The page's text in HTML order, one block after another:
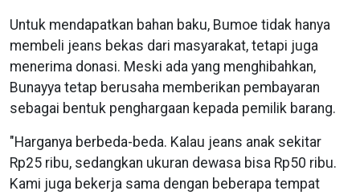
Untuk mendapatkan bahan baku, Bumoe tidak hanya
membeli jeans bekas dari masyarakat, tetapi juga
menerima donasi. Meski ada yang menghibahkan,
Bunayya tetap berusaha memberikan pembayaran
sebagai bentuk penghargaan kepada pemilik barang.
"Harganya berbeda-beda. Kalau jeans anak sekitar
Rp25 ribu, sedangkan ukuran dewasa bisa Rp50 ribu.
Kami juga bekerja sama dengan beberapa tempat